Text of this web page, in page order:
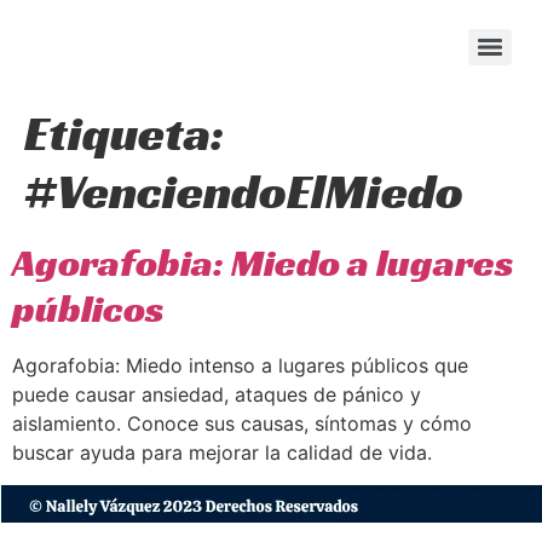
Etiqueta:
#VenciendoElMiedo
Agorafobia: Miedo a lugares
públicos
Agorafobia: Miedo intenso a lugares públicos que
puede causar ansiedad, ataques de pánico y
aislamiento. Conoce sus causas, síntomas y cómo
buscar ayuda para mejorar la calidad de vida.